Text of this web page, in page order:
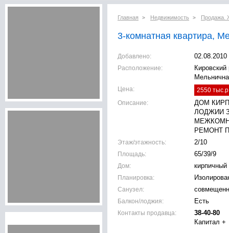
Главная > Недвижимость > Продажа.
3-комнатная квартира,
Добавлено:
02.08.2010
Расположение:
Цена:
2550
Описание:
ДОМ
ЛОДЖИИ
РЕМОНТ
Этаж/этажность:
2/10
Площадь:
65/39/9
Дом:
кирпичный
Планировка:
Санузел:
Балкон/лоджия:
Есть
Контакты продавца:
38-40-80
Капитал +